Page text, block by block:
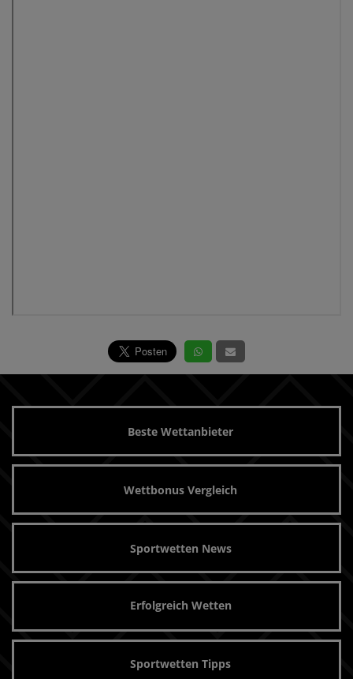
Beste Wettanbieter
Wettbonus Vergleich
Sportwetten News
Erfolgreich Wetten
Sportwetten Tipps